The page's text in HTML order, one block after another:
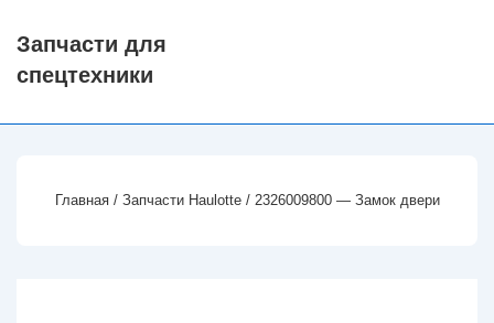
Перейти
Запчасти для
спецтехники
Главная/ Запчасти Haulotte/ 2326009800 — Замок двери